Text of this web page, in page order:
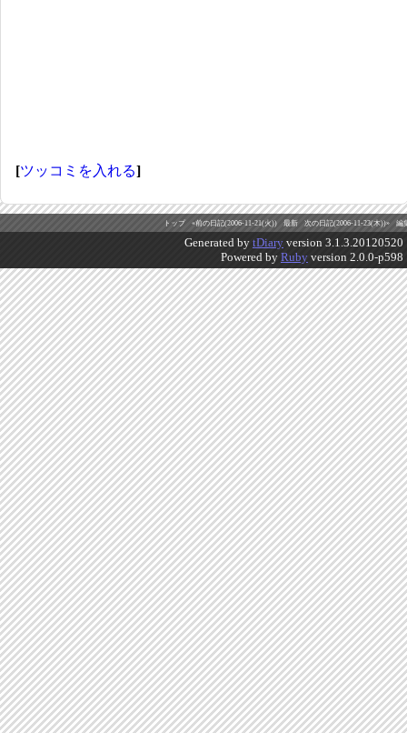
[ツッコミを入れる]
トップ «前の日記(2006-11-21(火)) 最新 次の日記(2006-11-23(木))» 編
Generated by tDiary version 3.1.3.20120520
Powered by Ruby version 2.0.0-p598